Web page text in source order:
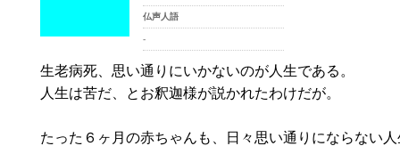
仏声人語
-
生老病死、思い通りにいかないのが人生である。
人生は苦だ、とお釈迦様が説かれたわけだが。
たった６ヶ月の赤ちゃんも、日々思い通りにならない